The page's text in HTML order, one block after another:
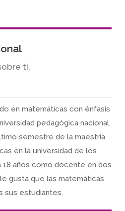
tí.
en matemáticas con énfasis
pedagógica nacional,
semestre de la maestría
en la universidad de los
18 años como docente en dos
gusta que las matemáticas
sus estudiantes.